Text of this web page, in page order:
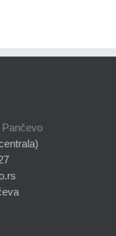
Pančevo